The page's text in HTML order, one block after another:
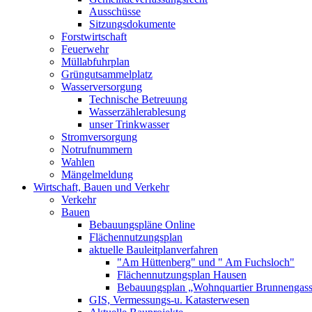
Ausschüsse
Sitzungsdokumente
Forstwirtschaft
Feuerwehr
Müllabfuhrplan
Grüngutsammelplatz
Wasserversorgung
Technische Betreuung
Wasserzählerablesung
unser Trinkwasser
Stromversorgung
Notrufnummern
Wahlen
Mängelmeldung
Wirtschaft, Bauen und Verkehr
Verkehr
Bauen
Bebauungspläne Online
Flächennutzungsplan
aktuelle Bauleitplanverfahren
"Am Hüttenberg" und " Am Fuchsloch"
Flächennutzungsplan Hausen
Bebauungsplan „Wohnquartier
GIS, Vermessungs-u. Katasterwesen